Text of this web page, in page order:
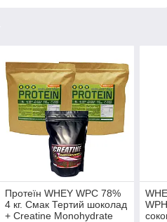
Протеїн WHEY WPC 78%
4 кг. Смак Тертий шоколад
+ Creatine Monohydrate